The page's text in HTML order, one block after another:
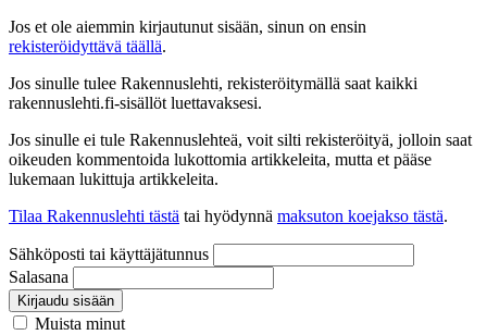
Jos et ole aiemmin kirjautunut sisään, sinun on ensin
rekisteröidyttävä täällä.
Jos sinulle tulee Rakennuslehti, rekisteröitymällä saat kaikki
rakennuslehti.fi-sisällöt luettavaksesi.
Jos sinulle ei tule Rakennuslehteä, voit silti rekisteröityä, jolloin saat
oikeuden kommentoida lukottomia artikkeleita, mutta et pääse
lukemaan lukittuja artikkeleita.
Tilaa Rakennuslehti tästä tai hyödynnä maksuton koejakso tästä.
Sähköposti tai käyttäjätunnus
Salasana
Kirjaudu sisään
Muista minut